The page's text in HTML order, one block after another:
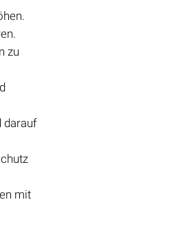
zu
darauf
mit